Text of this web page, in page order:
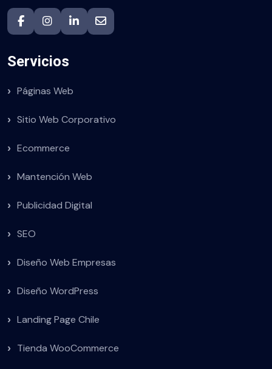
Servicios
Páginas Web
Sitio Web Corporativo
Ecommerce
Mantención Web
Publicidad Digital
SEO
Diseño Web Empresas
Diseño WordPress
Landing Page Chile
Tienda WooCommerce